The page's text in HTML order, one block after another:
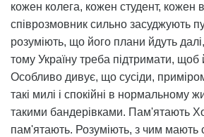
кожен колега, кожен студент, кожен
співрозмовник сильно засуджують
розуміють, що його плани йдуть
тому Україну треба підтримати, щоб
Особливо дивує, що сусіди,
такі милі і спокійні в нормальному
такими бандерівками. Пам'ятають
пам'ятають. Розуміють, з чим мають